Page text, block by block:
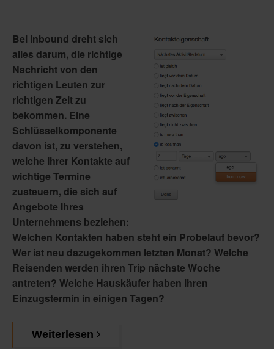
Bei Inbound dreht sich
alles darum, die richtige
Nachricht von den
richtigen Leuten zur
richtigen Zeit zu
bekommen. Eine
Schlüsselkomponente
davon ist, zu verstehen,
welche Ihrer Kontakte auf
wichtige Termine
zusteuern, die sich auf
Angebote Ihres
Unternehmens beziehen:
Welchen Kontakten haben steht ein Probelauf bevor?
Wer ist neu dazugekommen letzten Monat? Welche
Reisenden werden ihren Trip nächste Woche
antreten? Welche Hauskäufer haben ihren
Einzugstermin in einigen Tagen?
Weiterlesen